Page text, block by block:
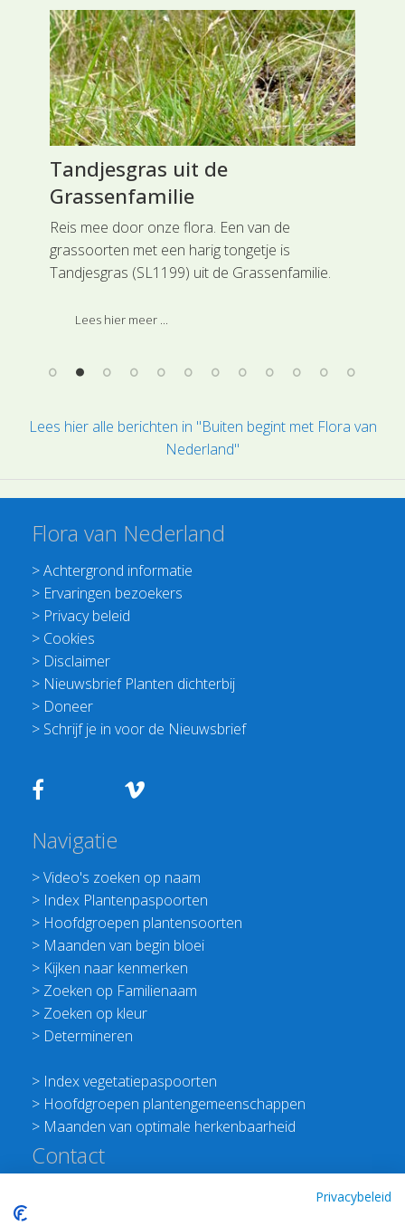
Tandjesgras uit de
Grassenfamilie
Reis mee door onze flora. Een van de
grassoorten met een harig tongetje is
Tandjesgras (SL1199) uit de Grassenfamilie.
dichte pollen en vormt op die manier ook
hoofdgroep Grasachtigen.
Lees hier meer ...
Lees hier alle berichten in "Buiten begint met Flora van
Nederland"
Flora van Nederland
>Achtergrond informatie
> Ervaringen bezoekers
> Privacy beleid
> Cookies
> Disclaimer
> Nieuwsbrief Planten dichterbij
> Doneer
> Schrijf je in voor de Nieuwsbrief
Navigatie
>Video's zoeken op naam
> Index Plantenpaspoorten
> Hoofdgroepen plantensoorten
> Maanden van begin bloei
> Kijken naar kenmerken
> Zoeken op Familienaam
> Zoeken op kleur
> Determineren
> Index vegetatiepaspoorten
> Hoofdgroepen plantengemeenschappen
> Maanden van optimale herkenbaarheid
Contact
Privacybeleid